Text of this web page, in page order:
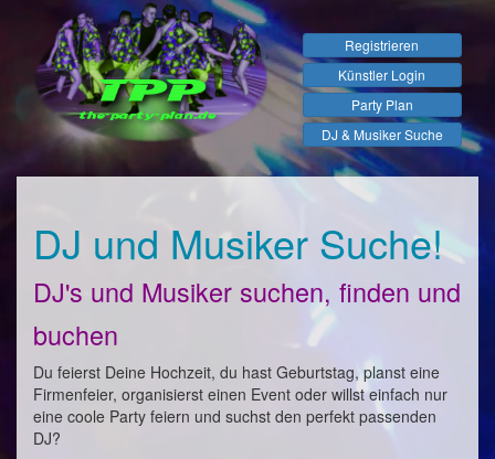
Registrieren
Künstler Login
Party Plan
DJ & Musiker Suche
DJ und Musiker Suche!
DJ's und Musiker suchen, finden und
buchen
Du feierst Deine Hochzeit, du hast Geburtstag, planst eine
Firmenfeier, organisierst einen Event oder willst einfach nur
eine coole Party feiern und suchst den perfekt passenden
DJ?